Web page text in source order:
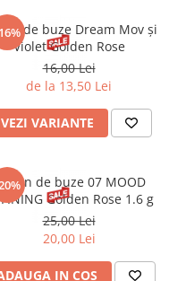
de buze Dream Mov și
Violet Golden Rose
16,00 Lei
de la 13,50 Lei
VEZI VARIANTE
de buze 07 MOOD
Golden Rose 1.6 g
25,00 Lei
20,00 Lei
IN COS